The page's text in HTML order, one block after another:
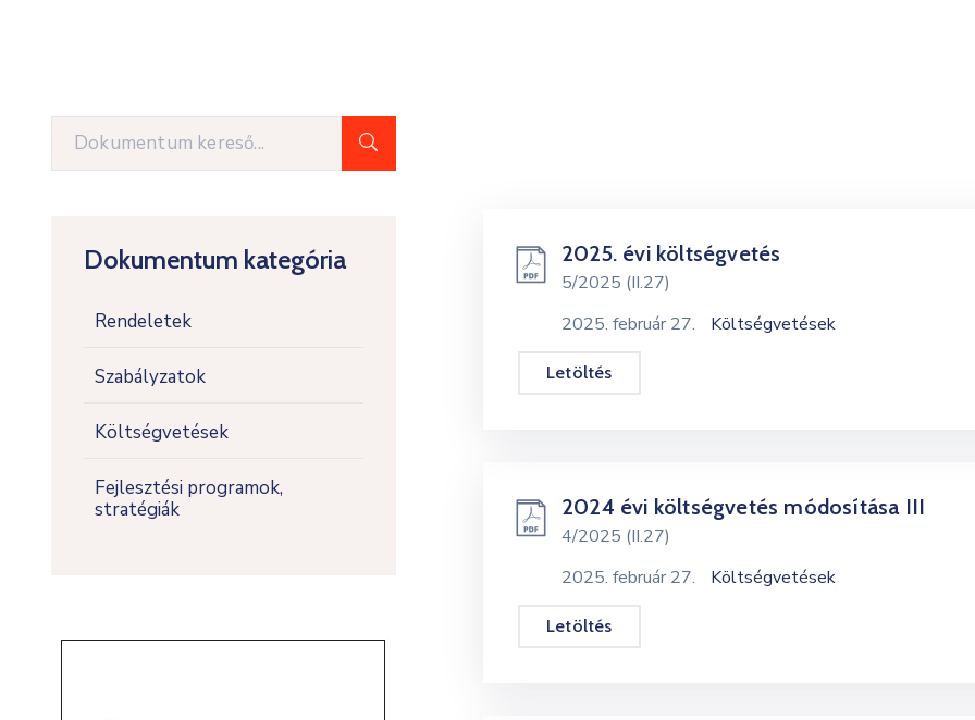
Dokumentum kategória
Rendeletek
Szabályzatok
Költségvetések
Fejlesztési programok,
stratégiák
2025. évi költségvetés
5/2025 (II.27)
2025. február 27.
Költségvetések
Letöltés
2024 évi költségvetés módosítása III
4/2025 (II.27)
2025. február 27.
Költségvetések
Letöltés